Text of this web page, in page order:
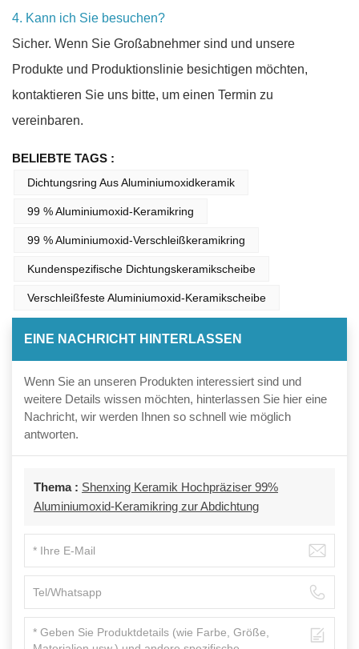
4. Kann ich Sie besuchen?
Sicher. Wenn Sie Großabnehmer sind und unsere
Produkte und Produktionslinie besichtigen möchten,
kontaktieren Sie uns bitte, um einen Termin zu
vereinbaren.
BELIEBTE TAGS :
Dichtungsring Aus Aluminiumoxidkeramik
99 % Aluminiumoxid-Keramikring
99 % Aluminiumoxid-Verschleißkeramikring
Kundenspezifische Dichtungskeramikscheibe
Verschleißfeste Aluminiumoxid-Keramikscheibe
EINE NACHRICHT HINTERLASSEN
Wenn Sie an unseren Produkten interessiert sind und
weitere Details wissen möchten, hinterlassen Sie hier eine
Nachricht, wir werden Ihnen so schnell wie möglich
antworten.
Thema : Shenxing Keramik Hochpräziser 99%
Aluminiumoxid-Keramikring zur Abdichtung